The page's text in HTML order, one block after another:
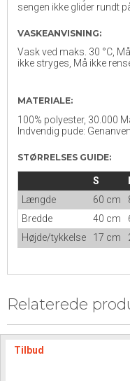
sengen ikke glider rundt
VASKEANVISNING:
Vask ved maks. 30 °C,
ikke stryges, Må ikke
MATERIALE:
100% polyester, 30.000
Indvendig pude:
STØRRELSES GUIDE:
S
Længde
60 cm
Bredde
40 cm
Højde/tykkelse
17 cm
Relaterede
Tilbud